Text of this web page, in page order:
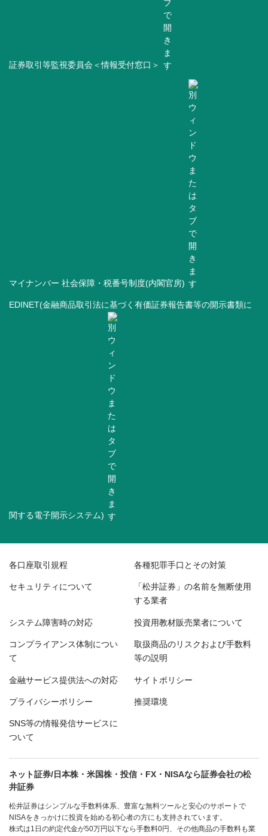
証券取引等監視委員会＜情報受付窓口＞
マイナンバー 社会保障・税番号制度(内閣官房)
EDINET(金融商品取引法に基づく有価証券報告書等の開示書類に
関する電子開示システム)
各口座取引規程 各種犯罪手口とその対策
セキュリティについて 「松井証券」の名前を無断使用
する業者
システム障害時の対応 投資用教材販売業者について
コンプライアンス体制につい
て
取扱商品のリスクおよび手数料
等の説明
金融サービス提供法への対応 サイトポリシー
プライバシーポリシー 推奨環境
SNS等の情報発信サービスに
ついて
ネット証券/日本株・米国株・投信・FX・NISAなら証券会社の松
井証券
松井証券はシンプルな手数料体系、豊富な無料ツールと安心のサポートで
NISAをきっかけに投資を始める初心者の方にも支持されています。
株式は1日の約定代金が50万円以下なら手数料0円、その他商品の手数料も業